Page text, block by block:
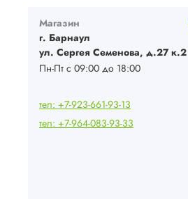
Магазин
г. Барнаул
ул. Сергея Семенова, д.27 к.2
Пн-Пт с 09:00 до 18:00
тел: +7-923-661-93-13
тел: +7-964-083-93-33